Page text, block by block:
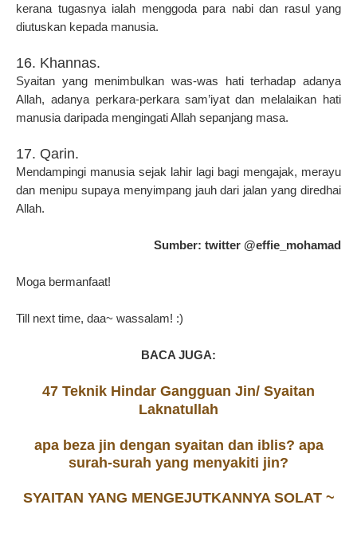
kerana tugasnya ialah menggoda para nabi dan rasul yang
diutuskan kepada manusia.
16. Khannas.
Syaitan yang menimbulkan was-was hati terhadap adanya
Allah, adanya perkara-perkara sam’iyat dan melalaikan hati
manusia daripada mengingati Allah sepanjang masa.
17. Qarin.
Mendampingi manusia sejak lahir lagi bagi mengajak, merayu
dan menipu supaya menyimpang jauh dari jalan yang diredhai
Allah.
Sumber: twitter @effie_mohamad
Moga bermanfaat!
Till next time, daa~ wassalam! :)
BACA JUGA:
47 Teknik Hindar Gangguan Jin/ Syaitan
Laknatullah
apa beza jin dengan syaitan dan iblis? apa
surah-surah yang menyakiti jin?
SYAITAN YANG MENGEJUTKANNYA SOLAT ~